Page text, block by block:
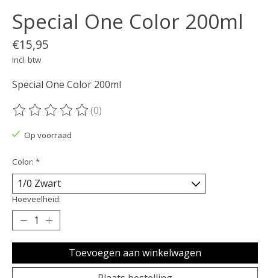
Special One Color 200ml
€15,95
Incl. btw
Special One Color 200ml
De beoordeling van dit product is
(0)
Op voorraad
Color: *
Hoeveelheid:
Toevoegen aan winkelwagen